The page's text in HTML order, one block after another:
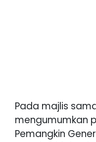
Pada majlis
mengumumkan
Pemangkin